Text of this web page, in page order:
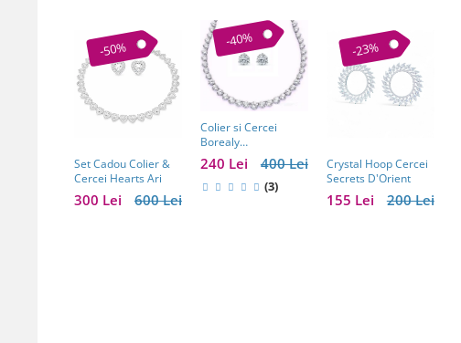
-50%
Set Cadou Colier &
Cercei Hearts Ari
600 Lei
300 Lei
-40%
Colier si Cercei
Borealy
Incomparable
Brilliant
400 Lei
240 Lei
(3)
-23%
Crystal Hoop Cercei
Secrets D'Orient
200 Lei
155 Lei